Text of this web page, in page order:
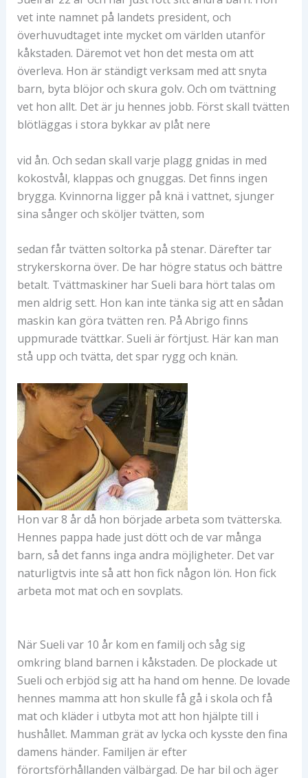
vet inte namnet på landets president, och
överhuvudtaget inte mycket om världen utanför
kåkstaden. Däremot vet hon det mesta om att
överleva. Hon är ständigt verksam med att snyta
barn, byta blöjor och skura golv. Och om tvättning
vet hon allt. Det är ju hennes jobb. Först skall tvätten
blötläggas i stora bykkar av plåt nere
vid ån. Och sedan skall varje plagg gnidas in med
kokostvål, klappas och gnuggas. Det finns ingen
brygga. Kvinnorna ligger på knä i vattnet, sjunger
sina sånger och sköljer tvätten, som
sedan får tvätten soltorka på stenar. Därefter tar
strykerskorna över. De har högre status och bättre
betalt. Tvättmaskiner har Sueli bara hört talas om
men aldrig sett. Hon kan inte tänka sig att en sådan
maskin kan göra tvätten ren. På Abrigo finns
uppmurade tvättkar. Sueli är förtjust. Här kan man
stå upp och tvätta, det spar rygg och knän.
Hon var 8 år då hon började arbeta som tvätterska.
Hennes pappa hade just dött och de var många
barn, så det fanns inga andra möjligheter. Det var
naturligtvis inte så att hon fick någon lön. Hon fick
arbeta mot mat och en sovplats.
När Sueli var 10 år kom en familj och såg sig
omkring bland barnen i kåkstaden. De plockade ut
Sueli och erbjöd sig att ha hand om henne. De lovade
hennes mamma att hon skulle få gå i skola och få
mat och kläder i utbyta mot att hon hjälpte till i
hushållet. Mamman grät av lycka och kysste den fina
damens händer. Familjen är efter
förortsförhållanden välbärgad. De har bil och äger